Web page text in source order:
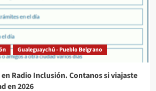
Gualeguaychú - Pueblo Belgrano
Radio Inclusión. Contanos si viajaste
en 2026